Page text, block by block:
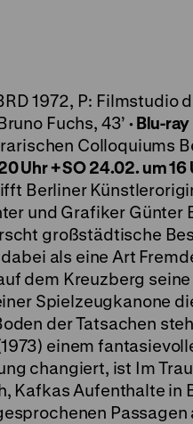
1972, P: Filmstudio
Fuchs, 43’·Blu-ray
Colloquiums
Uhr + SO 24.02. um 16
Berliner
und Grafiker Günter
großstädtische
als eine Art
dem Kreuzberg
Spielzeugkanone
der Tatsachen
einem
changiert, ist Im
Kafkas Aufenthalte in